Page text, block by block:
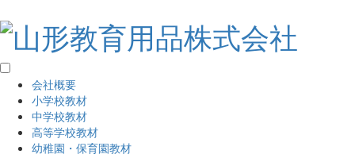
会社概要
小学校教材
中学校教材
高等学校教材
幼稚園・保育園教材